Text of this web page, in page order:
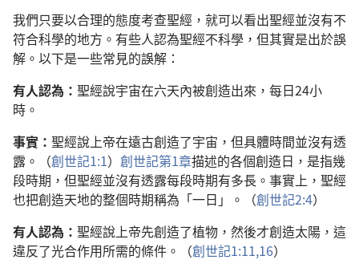
我們只要以合理的態度考查聖經，就可以看出聖經並沒有不
符合科學的地方。有些人認為聖經不科學，但其實是出於誤
解。以下是一些常見的誤解：
有人認為： 聖經說宇宙在六天內被創造出來，每日24小
時。
事實： 聖經說上帝在遠古創造了宇宙，但具體時間並沒有透
露。（創世記1:1） 創世記第1章描述的各個創造日，是指幾
段時期，但聖經並沒有透露每段時期有多長。事實上，聖經
也把創造天地的整個時期稱為「一日」。（創世記2:4）
有人認為： 聖經說上帝先創造了植物，然後才創造太陽，這
違反了光合作用所需的條件。（創世記1:11,16）